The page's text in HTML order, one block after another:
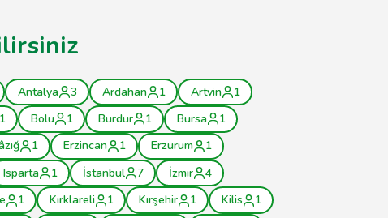
Antalya 3 Ardahan 1 Artvin
1
1 Bolu 1 Burdur 1 Bursa
1
1 Erzincan 1 Erzurum
1
Isparta 1 İstanbul 7 İzmir
4
1 Kırklareli 1 Kırşehir 1 Kilis
1